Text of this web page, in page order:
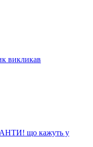
що кажуть у